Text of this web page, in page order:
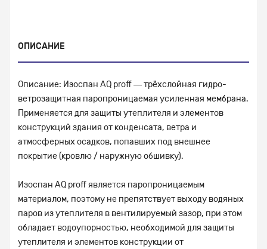
ОПИСАНИЕ
Описание: Изоспан AQ proff — трёхслойная гидро-
ветрозащитная паропроницаемая усиленная мембрана.
Применяется для защиты утеплителя и элементов
конструкций здания от конденсата, ветра и
атмосферных осадков, попавших под внешнее
покрытие (кровлю / наружную обшивку).
Изоспан AQ proff является паропроницаемым
материалом, поэтому не препятствует выходу водяных
паров из утеплителя в вентилируемый зазор, при этом
обладает водоупорностью, необходимой для защиты
утеплителя и элементов конструкции от